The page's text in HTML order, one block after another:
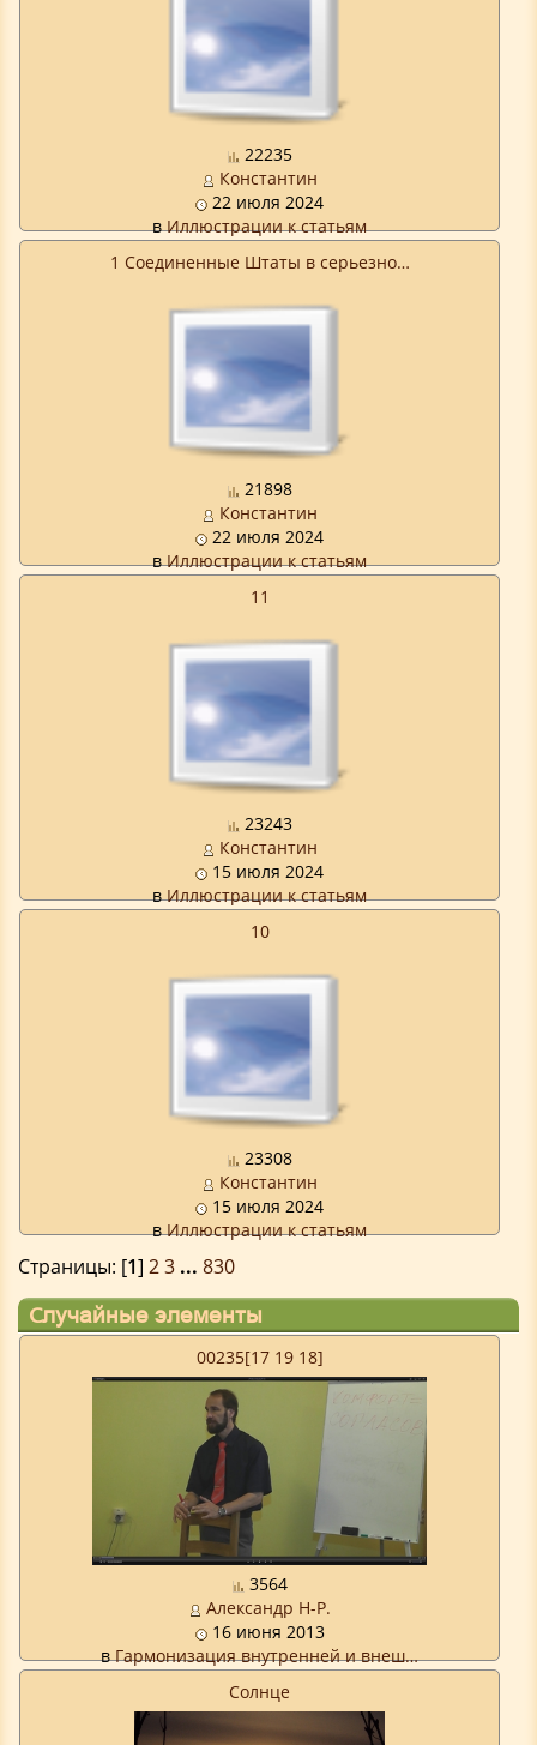
22235
Константин
22 июля 2024
вИллюстрации к статьям
1 Соединенные Штаты в серьезно…
21898
Константин
22 июля 2024
вИллюстрации к статьям
11
23243
Константин
15 июля 2024
вИллюстрации к статьям
10
23308
Константин
15 июля 2024
вИллюстрации к статьям
Страницы: [1] 23 ... 830
Случайные элементы
00235[17 19 18]
3564
Александр Н-Р.
16 июня 2013
вГармонизация внутренней и внеш…
Солнце